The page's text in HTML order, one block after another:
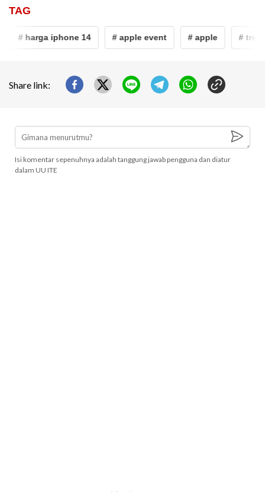
TAG
# harga iphone 14 # apple event # apple #
Share link:
Isi komentar sepenuhnya adalah tanggung jawab pengguna dan diatur
dalam UU ITE